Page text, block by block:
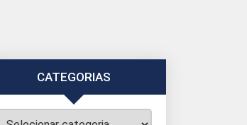
CATEGORIAS
Categorias